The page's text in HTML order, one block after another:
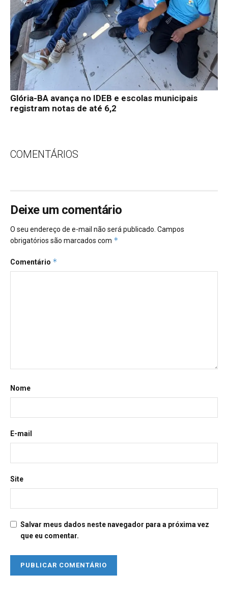
Glória-BA avança no IDEB e escolas municipais
registram notas de até 6,2
COMENTÁRIOS
Deixe um comentário
O seu endereço de e-mail não será publicado. Campos
obrigatórios são marcados com *
Comentário *
Nome
E-mail
Site
Salvar meus dados neste navegador para a próxima vez
que eu comentar.